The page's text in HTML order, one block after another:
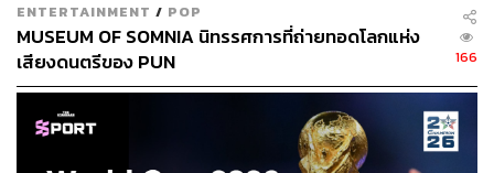
THE STANDARD ฝ่าวิกฤตโควิด-19 ระดมไอเดีย ชีวิตหลัง
ล็อกดาวน์
What:รายการพิเศษจาก THE STANDARD ครั้งแรกของ
การ Crowdsourcing เปิดรับทุกความคิดเห็นจากทุกภาคส่วน
ENTERTAINMENT / POP
MUSEUM OF SOMNIA นิทรรศการที่ถ่ายทอดโลกแห่ง
เสียงดนตรีของ PUN
166